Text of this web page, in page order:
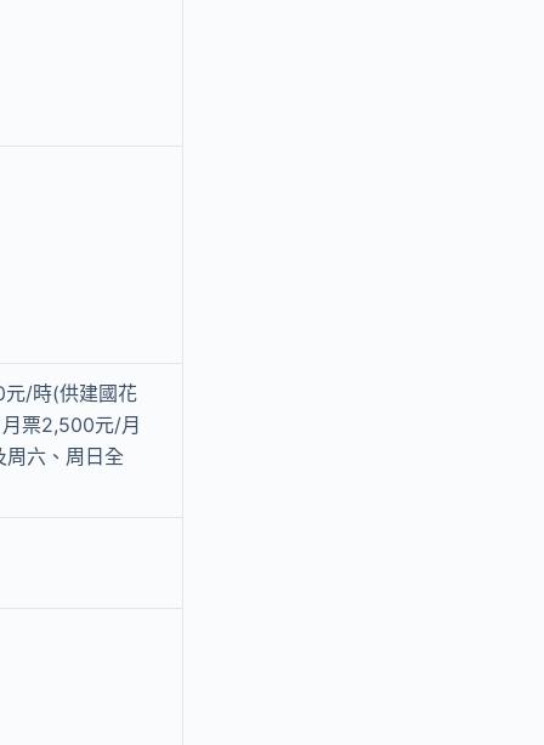
/時(供建國花
票2,500元/月
六、周日全